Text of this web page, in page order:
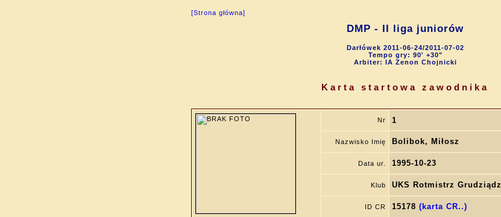
[Strona główna]
DMP - II liga juniorów
Darłówek 2011-06-24/2011-07-02
Tempo gry: 90' +30"
Arbiter: IA Zenon Chojnicki
Karta startowa zawodnika
Nr 1
Nazwisko Imię Bolibok, Miłosz
Data ur. 1995-10-23
Klub UKS Rotmistrz Grudziądz
ID CR 15178 (karta CR..)